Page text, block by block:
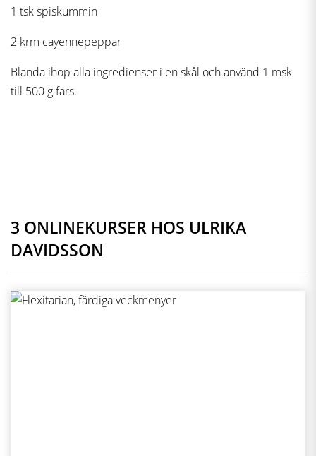
1 tsk spiskummin
2 krm cayennepeppar
Blanda ihop alla ingredienser i en skål och använd 1 msk
till 500 g färs.
3 ONLINEKURSER HOS ULRIKA
DAVIDSSON